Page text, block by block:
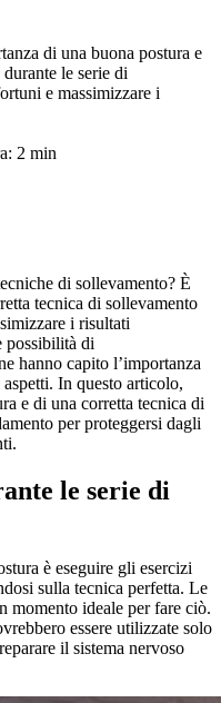
di una buona postura e
le serie di
e massimizzare i
2 min
di sollevamento? È
tecnica di sollevamento
i risultati
possibilità di
hanno capito l’importanza
In questo articolo,
e di una corretta tecnica di
per proteggersi dagli
le serie di
è eseguire gli esercizi
sulla tecnica perfetta. Le
momento ideale per fare ciò.
essere utilizzate solo
il sistema nervoso